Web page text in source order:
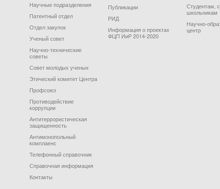
Научные подразделения
Патентный отдел
Отдел закупок
Ученый совет
Научно-технические
советы
Совет молодых ученых
Этический комитет Центра
Профсоюз
Противодействие
коррупции
Антитеррористическая
защищенность
Антимонопольный
комплаенс
Телефонный справочник
Справочная информация
Контакты
Публикации
РИД
Информация о проектах
ФЦП ИиР 2014-2020
Студентам,
школьникам
Научно-
центр